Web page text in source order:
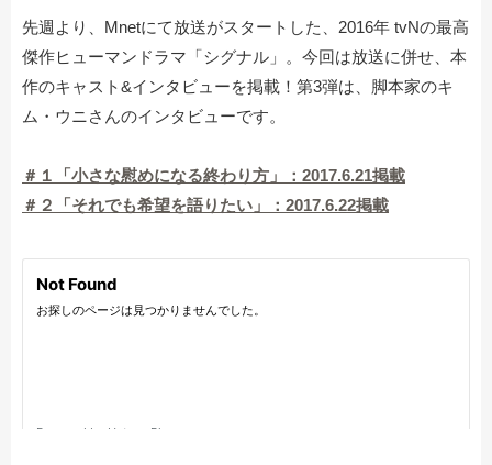
先週より、Mnetにて放送がスタートした、2016年 tvNの最高
傑作ヒューマンドラマ「シグナル」。今回は放送に併せ、本
作のキャスト&インタビューを掲載！第3弾は、脚本家のキ
ム・ウニさんのインタビューです。
＃１「小さな慰めになる終わり方」：2017.6.21掲載
＃２「それでも希望を語りたい」：2017.6.22掲載